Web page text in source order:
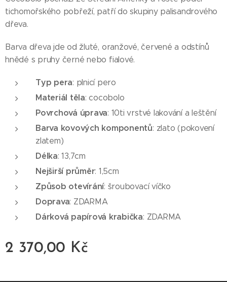
tichomořského pobřeží, patří do skupiny palisandrového
dřeva.
Barva dřeva jde od žluté, oranžové, červené a odstínů
hnědé s pruhy černé nebo fialové.
Typ pera: plnicí pero
Materiál těla: cocobolo
Povrchová úprava: 10ti vrstvé lakování a leštění
Barva kovových komponentů: zlato (pokovení
zlatem)
Délka: 13,7cm
Nejširší průměr: 1,5cm
Způsob otevírání: šroubovací víčko
Doprava: ZDARMA
Dárková papírová krabička: ZDARMA
2 370,00 Kč